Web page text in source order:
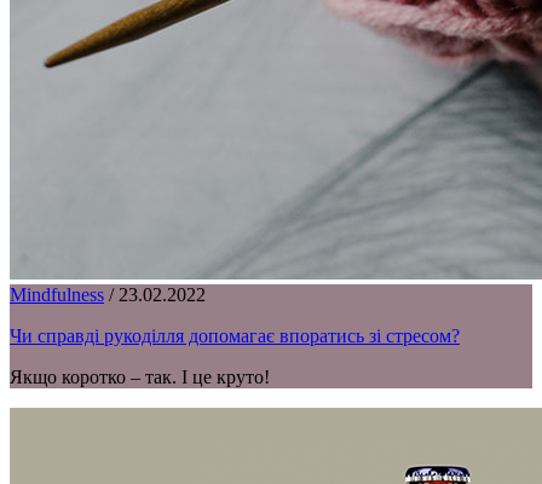
Mindfulness / 23.02.2022
Чи справді рукоділля допомагає впоратись зі стресом?
Якщо коротко – так. І це круто!